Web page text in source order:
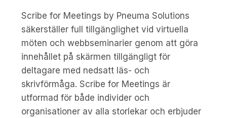
Scribe for Meetings by Pneuma Solutions
säkerställer full tillgänglighet vid virtuella
möten och webbseminarier genom att göra
innehållet på skärmen tillgängligt för
deltagare med nedsatt läs- och
skrivförmåga. Scribe for Meetings är
utformad för både individer och
organisationer av alla storlekar och erbjuder